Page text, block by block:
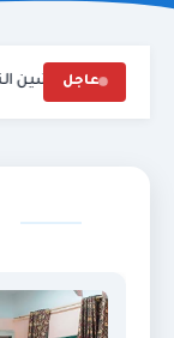
عاجل
وكيل المديرية